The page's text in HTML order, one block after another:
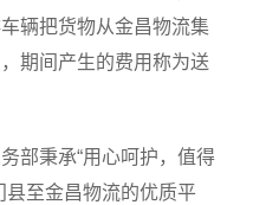
辆把货物从金昌物流集
期间产生的费用称为送
部秉承“用心呵护，值得
县至金昌物流的优质平